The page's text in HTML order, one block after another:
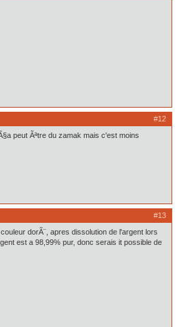
#12
peut Ãªtre du zamak mais c'est moins
#13
dorÃ¨, apres dissolution de l'argent lors
est a 98,99% pur, donc serais it possible de